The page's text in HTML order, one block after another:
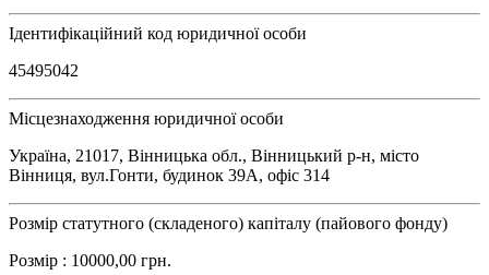
Ідентифікаційний код юридичної особи
45495042
Місцезнаходження юридичної особи
Україна, 21017, Вінницька обл., Вінницький р-н, місто
Вінниця, вул.Гонти, будинок 39А, офіс 314
Розмір статутного (складеного) капіталу (пайового фонду)
Розмір : 10000,00 грн.